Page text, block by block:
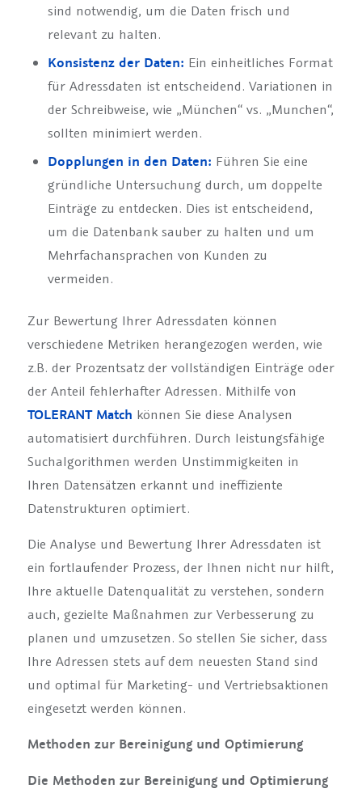
sind notwendig, um die Daten frisch und
relevant zu halten.
Konsistenz der Daten: Ein einheitliches Format
für Adressdaten ist entscheidend. Variationen in
der Schreibweise, wie „München“ vs. „Munchen“,
sollten minimiert werden.
Dopplungen in den Daten: Führen Sie eine
gründliche Untersuchung durch, um doppelte
Einträge zu entdecken. Dies ist entscheidend,
um die Datenbank sauber zu halten und um
Mehrfachansprachen von Kunden zu
vermeiden.
Zur Bewertung Ihrer Adressdaten können
verschiedene Metriken herangezogen werden, wie
z.B. der Prozentsatz der vollständigen Einträge oder
der Anteil fehlerhafter Adressen. Mithilfe von
TOLERANT Match können Sie diese Analysen
automatisiert durchführen. Durch leistungsfähige
Suchalgorithmen werden Unstimmigkeiten in
Ihren Datensätzen erkannt und ineffiziente
Datenstrukturen optimiert.
Die Analyse und Bewertung Ihrer Adressdaten ist
ein fortlaufender Prozess, der Ihnen nicht nur hilft,
Ihre aktuelle Datenqualität zu verstehen, sondern
auch, gezielte Maßnahmen zur Verbesserung zu
planen und umzusetzen. So stellen Sie sicher, dass
Ihre Adressen stets auf dem neuesten Stand sind
und optimal für Marketing- und Vertriebsaktionen
eingesetzt werden können.
Methoden zur Bereinigung und Optimierung
Die Methoden zur Bereinigung und Optimierung